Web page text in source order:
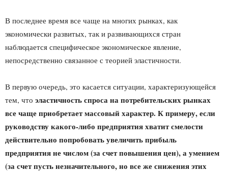
В последнее время все чаще на многих рынках, как
экономически развитых, так и развивающихся стран
наблюдается специфическое экономическое явление,
непосредственно связанное с теорией эластичности.
В первую очередь, это касается ситуации, характеризующейся
тем, что эластичность спроса на потребительских рынках
все чаще приобретает массовый характер. К примеру, если
руководству какого-либо предприятия хватит смелости
действительно попробовать увеличить прибыль
предприятия не числом (за счет повышения цен), а умением
(за счет пусть незначительного, но все же снижения этих